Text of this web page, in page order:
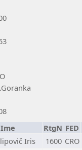
Ime RtgN FED
Iris 1600 CRO